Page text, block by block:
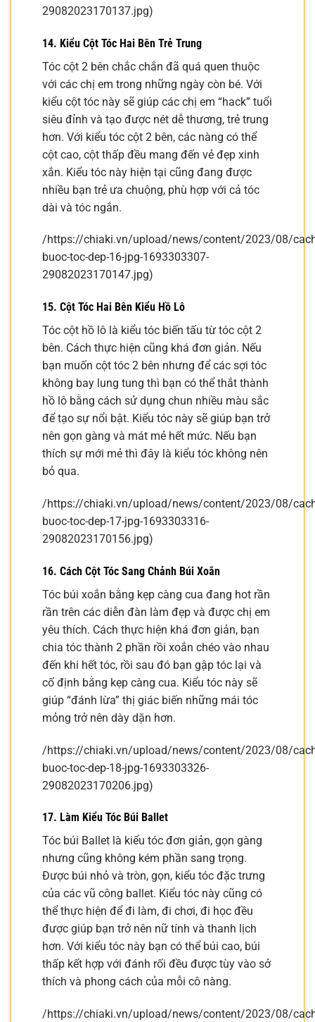
29082023170137.jpg)
14. Kiểu Cột Tóc Hai Bên Trẻ Trung
Tóc cột 2 bên chắc chắn đã quá quen thuộc
với các chị em trong những ngày còn bé. Với
kiểu cột tóc này sẽ giúp các chị em “hack” tuổi
siêu đỉnh và tạo được nét dễ thương, trẻ trung
hơn. Với kiểu tóc cột 2 bên, các nàng có thể
cột cao, cột thấp đều mang đến vẻ đẹp xinh
xắn. Kiểu tóc này hiện tại cũng đang được
nhiều bạn trẻ ưa chuộng, phù hợp với cả tóc
dài và tóc ngắn.
/https://chiaki.vn/upload/news/content/2023/08/
buoc-toc-dep-16-jpg-1693303307-
29082023170147.jpg)
15. Cột Tóc Hai Bên Kiểu Hồ Lô
Tóc cột hồ lô là kiểu tóc biến tấu từ tóc cột 2
bên. Cách thực hiện cũng khá đơn giản. Nếu
bạn muốn cột tóc 2 bên nhưng để các sợi tóc
không bay lung tung thì bạn có thể thắt thành
hồ lô bằng cách sử dụng chun nhiều màu sắc
để tạo sự nổi bật. Kiểu tóc này sẽ giúp bạn trở
nên gọn gàng và mát mẻ hết mức. Nếu bạn
thích sự mới mẻ thì đây là kiểu tóc không nên
bỏ qua.
/https://chiaki.vn/upload/news/content/2023/08/
buoc-toc-dep-17-jpg-1693303316-
29082023170156.jpg)
16. Cách Cột Tóc Sang Chảnh Búi Xoắn
Tóc búi xoắn bằng kẹp càng cua đang hot rần
rần trên các diễn đàn làm đẹp và được chị em
yêu thích. Cách thực hiện khá đơn giản, bạn
chia tóc thành 2 phần rồi xoắn chéo vào nhau
đến khi hết tóc, rồi sau đó bạn gập tóc lại và
cố định bằng kẹp càng cua. Kiểu tóc này sẽ
giúp “đánh lừa” thị giác biến những mái tóc
mỏng trở nên dày dặn hơn.
/https://chiaki.vn/upload/news/content/2023/08/
buoc-toc-dep-18-jpg-1693303326-
29082023170206.jpg)
17. Làm Kiểu Tóc Búi Ballet
Tóc búi Ballet là kiểu tóc đơn giản, gọn gàng
nhưng cũng không kém phần sang trọng.
Được búi nhỏ và tròn, gọn, kiểu tóc đặc trưng
của các vũ công ballet. Kiểu tóc này cũng có
thể thực hiện để đi làm, đi chơi, đi học đều
được giúp bạn trở nên nữ tính và thanh lịch
hơn. Với kiểu tóc này bạn có thể búi cao, búi
thấp kết hợp với đánh rối đều được tùy vào sở
thích và phong cách của mỗi cô nàng.
/https://chiaki.vn/upload/news/content/2023/08/